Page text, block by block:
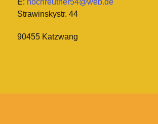
E: hochreuther54@web.de
Strawinskystr. 44
90455 Katzwang